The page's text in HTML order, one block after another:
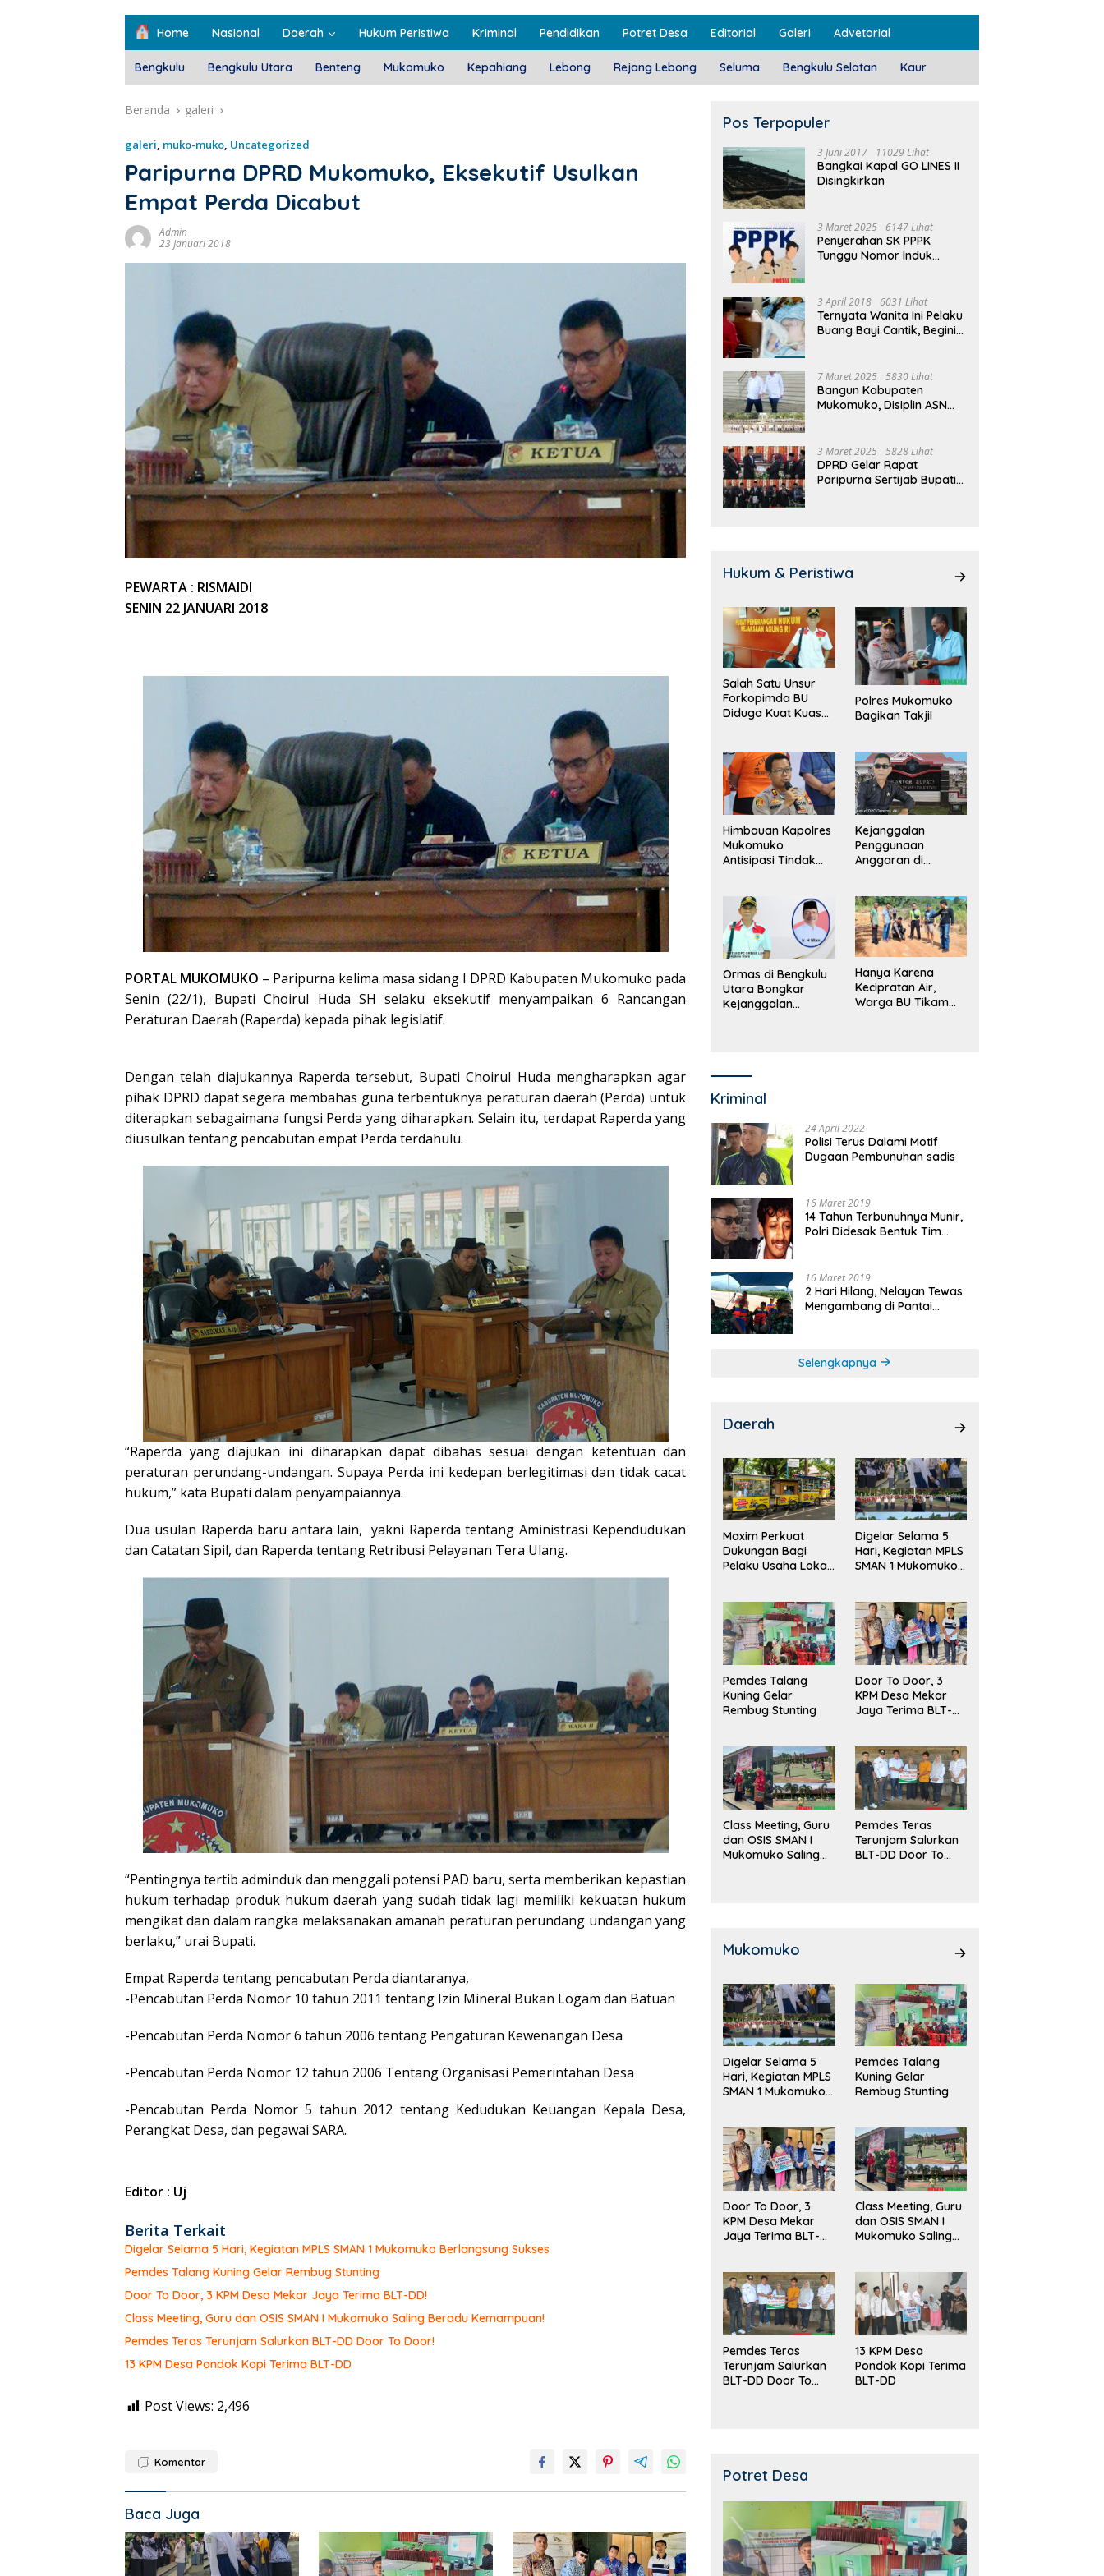
Home Nasional Daerah Hukum Peristiwa Kriminal Pendidikan Potret Desa Editorial Galeri Advetorial
Bengkulu Bengkulu Utara Benteng Mukomuko Kepahiang Lebong Rejang Lebong Seluma Bengkulu Selatan Kaur
Beranda galeri
galeri, muko-muko, Uncategorized
Paripurna DPRD Mukomuko, Eksekutif Usulkan
Empat Perda Dicabut
Admin
23 Januari 2018
PEWARTA : RISMAIDI
SENIN 22 JANUARI 2018
PORTAL MUKOMUKO – Paripurna kelima masa sidang I DPRD Kabupaten Mukomuko pada
Senin (22/1), Bupati Choirul Huda SH selaku eksekutif menyampaikan 6 Rancangan
Peraturan Daerah (Raperda) kepada pihak legislatif.
Dengan telah diajukannya Raperda tersebut, Bupati Choirul Huda mengharapkan agar
pihak DPRD dapat segera membahas guna terbentuknya peraturan daerah (Perda) untuk
diterapkan sebagaimana fungsi Perda yang diharapkan. Selain itu, terdapat Raperda yang
diusulkan tentang pencabutan empat Perda terdahulu.
“Raperda yang diajukan ini diharapkan dapat dibahas sesuai dengan ketentuan dan
peraturan perundang-undangan. Supaya Perda ini kedepan berlegitimasi dan tidak cacat
hukum,” kata Bupati dalam penyampaiannya.
Dua usulan Raperda baru antara lain, yakni Raperda tentang Aministrasi Kependudukan
dan Catatan Sipil, dan Raperda tentang Retribusi Pelayanan Tera Ulang.
“Pentingnya tertib adminduk dan menggali potensi PAD baru, serta memberikan kepastian
hukum terhadap produk hukum daerah yang sudah tidak lagi memiliki kekuatan hukum
mengikat dan dalam rangka melaksanakan amanah peraturan perundang undangan yang
berlaku,” urai Bupati.
Empat Raperda tentang pencabutan Perda diantaranya,
-Pencabutan Perda Nomor 10 tahun 2011 tentang Izin Mineral Bukan Logam dan Batuan
-Pencabutan Perda Nomor 6 tahun 2006 tentang Pengaturan Kewenangan Desa
-Pencabutan Perda Nomor 12 tahun 2006 Tentang Organisasi Pemerintahan Desa
-Pencabutan Perda Nomor 5 tahun 2012 tentang Kedudukan Keuangan Kepala Desa,
Perangkat Desa, dan pegawai SARA.
Editor : Uj
Berita Terkait
Digelar Selama 5 Hari, Kegiatan MPLS SMAN 1 Mukomuko Berlangsung Sukses
Pemdes Talang Kuning Gelar Rembug Stunting
Door To Door, 3 KPM Desa Mekar Jaya Terima BLT-DD!
Class Meeting, Guru dan OSIS SMAN I Mukomuko Saling Beradu Kemampuan!
Pemdes Teras Terunjam Salurkan BLT-DD Door To Door!
13 KPM Desa Pondok Kopi Terima BLT-DD
Post Views: 2,496
Komentar
Baca Juga
Pos Terpopuler
3 Juni 2017 11029 Lihat
Bangkai Kapal GO LINES II
Disingkirkan
3 Maret 2025 6147 Lihat
Penyerahan SK PPPK
Tunggu Nomor Induk
3 April 2018 6031 Lihat
Ternyata Wanita Ini Pelaku
Buang Bayi Cantik, Begini
7 Maret 2025 5830 Lihat
Bangun Kabupaten
Mukomuko, Disiplin ASN
3 Maret 2025 5828 Lihat
DPRD Gelar Rapat
Paripurna Sertijab Bupati
Hukum & Peristiwa
Salah Satu Unsur
Forkopimda BU
Diduga Kuat Kuasai
Laki Lapor
Kejagung
Polres Mukomuko
Bagikan Takjil
Himbauan Kapolres
Mukomuko
Antisipasi Tindak
Orang
Kejanggalan
Penggunaan
Anggaran di
Bakal Dibongkar
Ormas di Bengkulu
Utara Bongkar
Kejanggalan
Hanya Karena
Kecipratan Air,
Warga BU Tikam
Kriminal
24 April 2022
Polisi Terus Dalami Motif
Dugaan Pembunuhan sadis
16 Maret 2019
14 Tahun Terbunuhnya Munir,
Polri Didesak Bentuk Tim
16 Maret 2019
2 Hari Hilang, Nelayan Tewas
Mengambang di Pantai
Selengkapnya
Daerah
Maxim Perkuat
Dukungan Bagi
Pelaku Usaha Lokal
Ruang Publik dan
Kebersihan Pasar
Digelar Selama 5
Hari, Kegiatan MPLS
SMAN 1 Mukomuko
Pemdes Talang
Kuning Gelar
Rembug Stunting
Door To Door, 3
KPM Desa Mekar
Jaya Terima BLT-
Class Meeting, Guru
dan OSIS SMAN I
Mukomuko Saling
Pemdes Teras
Terunjam Salurkan
BLT-DD Door To
Mukomuko
Digelar Selama 5
Hari, Kegiatan MPLS
SMAN 1 Mukomuko
Pemdes Talang
Kuning Gelar
Rembug Stunting
Door To Door, 3
KPM Desa Mekar
Jaya Terima BLT-
Class Meeting, Guru
dan OSIS SMAN I
Mukomuko Saling
Pemdes Teras
Terunjam Salurkan
BLT-DD Door To
13 KPM Desa
Pondok Kopi Terima
BLT-DD
Potret Desa